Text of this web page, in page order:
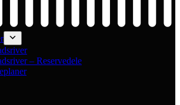
– Reservedele